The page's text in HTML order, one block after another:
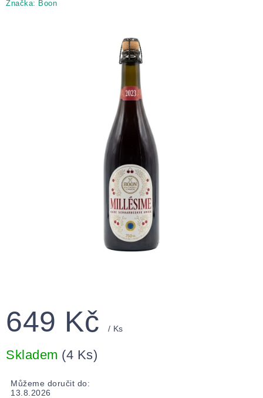
Značka: Boon
649 Kč / Ks
cena:
Skladem (4 Ks)
Můžeme doručit do:
13.8.2026